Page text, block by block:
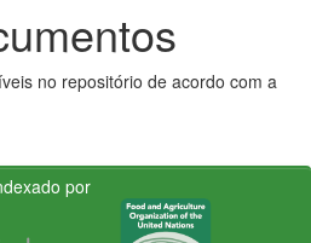
no repositório de acordo com a
por